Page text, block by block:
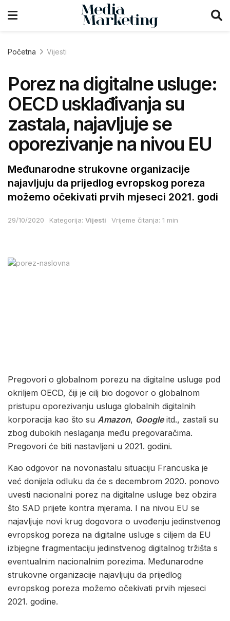
Početna Vijesti
Porez na digitalne usluge:
OECD usklađivanja su
zastala, najavljuje se
oporezivanje na nivou EU
Međunarodne strukovne organizacije
najavljuju da prijedlog evropskog poreza
možemo očekivati prvih mjeseci 2021. godi
29/10/2020 Kategorija: Vijesti Vrijeme čitanja: 1 min
Pregovori o globalnom porezu na digitalne usluge pod
okriljem OECD, čiji je cilj bio dogovor o globalnom
pristupu oporezivanju usluga globalnih digitalnih
korporacija kao što su Amazon, Googleitd., zastali su
zbog dubokih neslaganja među pregovaračima.
Pregovori će biti nastavljeni u 2021. godini.
Kao odgovor na novonastalu situaciju Francuska je
već donijela odluku da će s decembrom 2020. ponovo
uvesti nacionalni porez na digitalne usluge bez obzira
što SAD prijete kontra mjerama. I na nivou EU se
najavljuje novi krug dogovora o uvođenju jedinstvenog
evropskog poreza na digitalne usluge s ciljem da EU
izbjegne fragmentaciju jedinstvenog digitalnog tržišta s
eventualnim nacionalnim porezima. Međunarodne
strukovne organizacije najavljuju da prijedlog
evropskog poreza možemo očekivati prvih mjeseci
2021. godine.